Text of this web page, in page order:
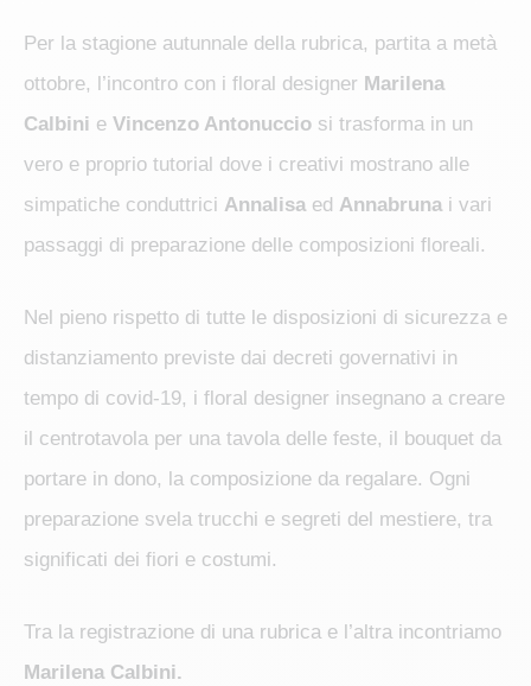
Per la stagione autunnale della rubrica, partita a metà
ottobre, l’incontro con i floral designer Marilena
Calbini e Vincenzo Antonuccio si trasforma in un
vero e proprio tutorial dove i creativi mostrano alle
simpatiche conduttrici Annalisa ed Annabruna i vari
passaggi di preparazione delle composizioni floreali.
Nel pieno rispetto di tutte le disposizioni di sicurezza e
distanziamento previste dai decreti governativi in
tempo di covid-19, i floral designer insegnano a creare
il centrotavola per una tavola delle feste, il bouquet da
portare in dono, la composizione da regalare. Ogni
preparazione svela trucchi e segreti del mestiere, tra
significati dei fiori e costumi.
Tra la registrazione di una rubrica e l’altra incontriamo
Marilena Calbini.